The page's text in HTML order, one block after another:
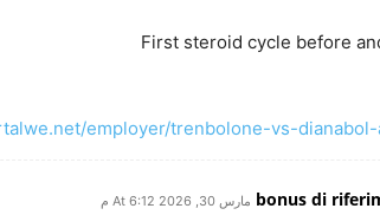
First steroid cycle before
employer/trenbolone-vs-dianabol-
bonus di مارس 30, 2026 At 6:12 م